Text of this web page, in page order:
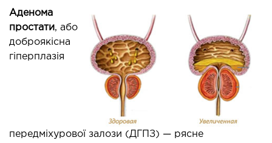
НАПРЯМ
Аденома
простати, або
доброякісна
гіперплазія
передміхурової залози (ДГПЗ) — рясне